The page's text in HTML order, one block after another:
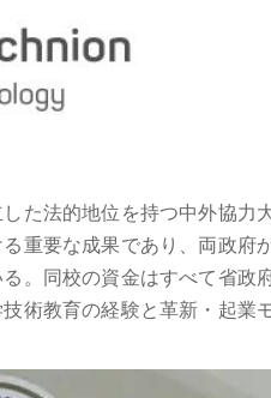
た法的地位を持つ中外協力
重要な成果であり、両政府
。同校の資金はすべて省政
術教育の経験と革新・起業